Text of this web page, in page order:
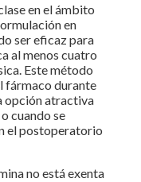
en el ámbito
en
ser eficaz para
al menos cuatro
Este método
fármaco durante
opción atractiva
cuando se
el postoperatorio
no está exenta